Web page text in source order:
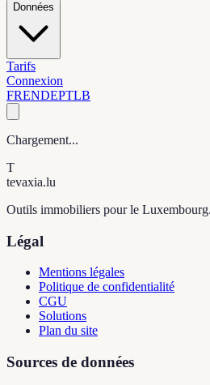
Données
Tarifs
Connexion
FRENDEPTLB
Chargement...
T
tevaxia.lu
Outils immobiliers pour le Luxembourg.
Légal
Mentions légales
Politique de confidentialité
CGU
Solutions
Plan du site
Sources de données